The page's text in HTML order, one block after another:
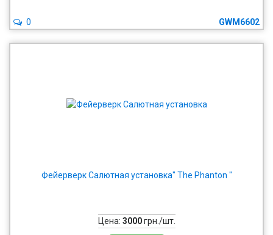
GWM6602
0
Фейерверк Салютная установка" The Phanton "
Цена: 3000грн./шт.